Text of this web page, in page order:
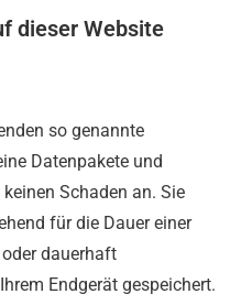
dieser Website
so genannte
Datenpakete und
Schaden an. Sie
für die Dauer einer
dauerhaft
Endgerät gespeichert.